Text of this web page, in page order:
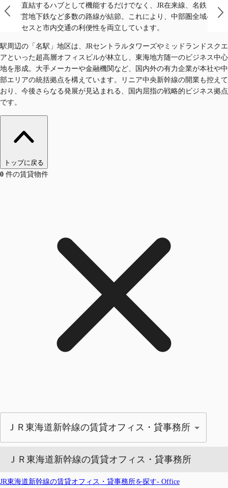
済圏を直結するハブとして機能するだけでなく、JR在来線、名鉄、近
鉄、市営地下鉄など多数の路線が結節。これにより、中部圏全域への広
域アクセスと市内交通の利便性を両立しています。
駅周辺の「名駅」地区は、JRセントラルタワーズやミッドランドスクエ
アといった超高層オフィスビルが林立し、東海地方随一のビジネス中心
地を形成。大手メーカーや金融機関など、国内外の有力企業が本社や中
部エリアの統括拠点を構えています。リニア中央新幹線の開業も控えて
おり、今後さらなる発展が見込まれる、国内屈指の戦略的ビジネス拠点
です。
トップに戻る
0 件の賃貸物件
ＪＲ東海道新幹線の賃貸オフィス・貸事務所
ＪＲ東海道新幹線の賃貸オフィス・貸事務所
JR東海道新幹線の賃貸オフィス・貸事務所を探す- Office